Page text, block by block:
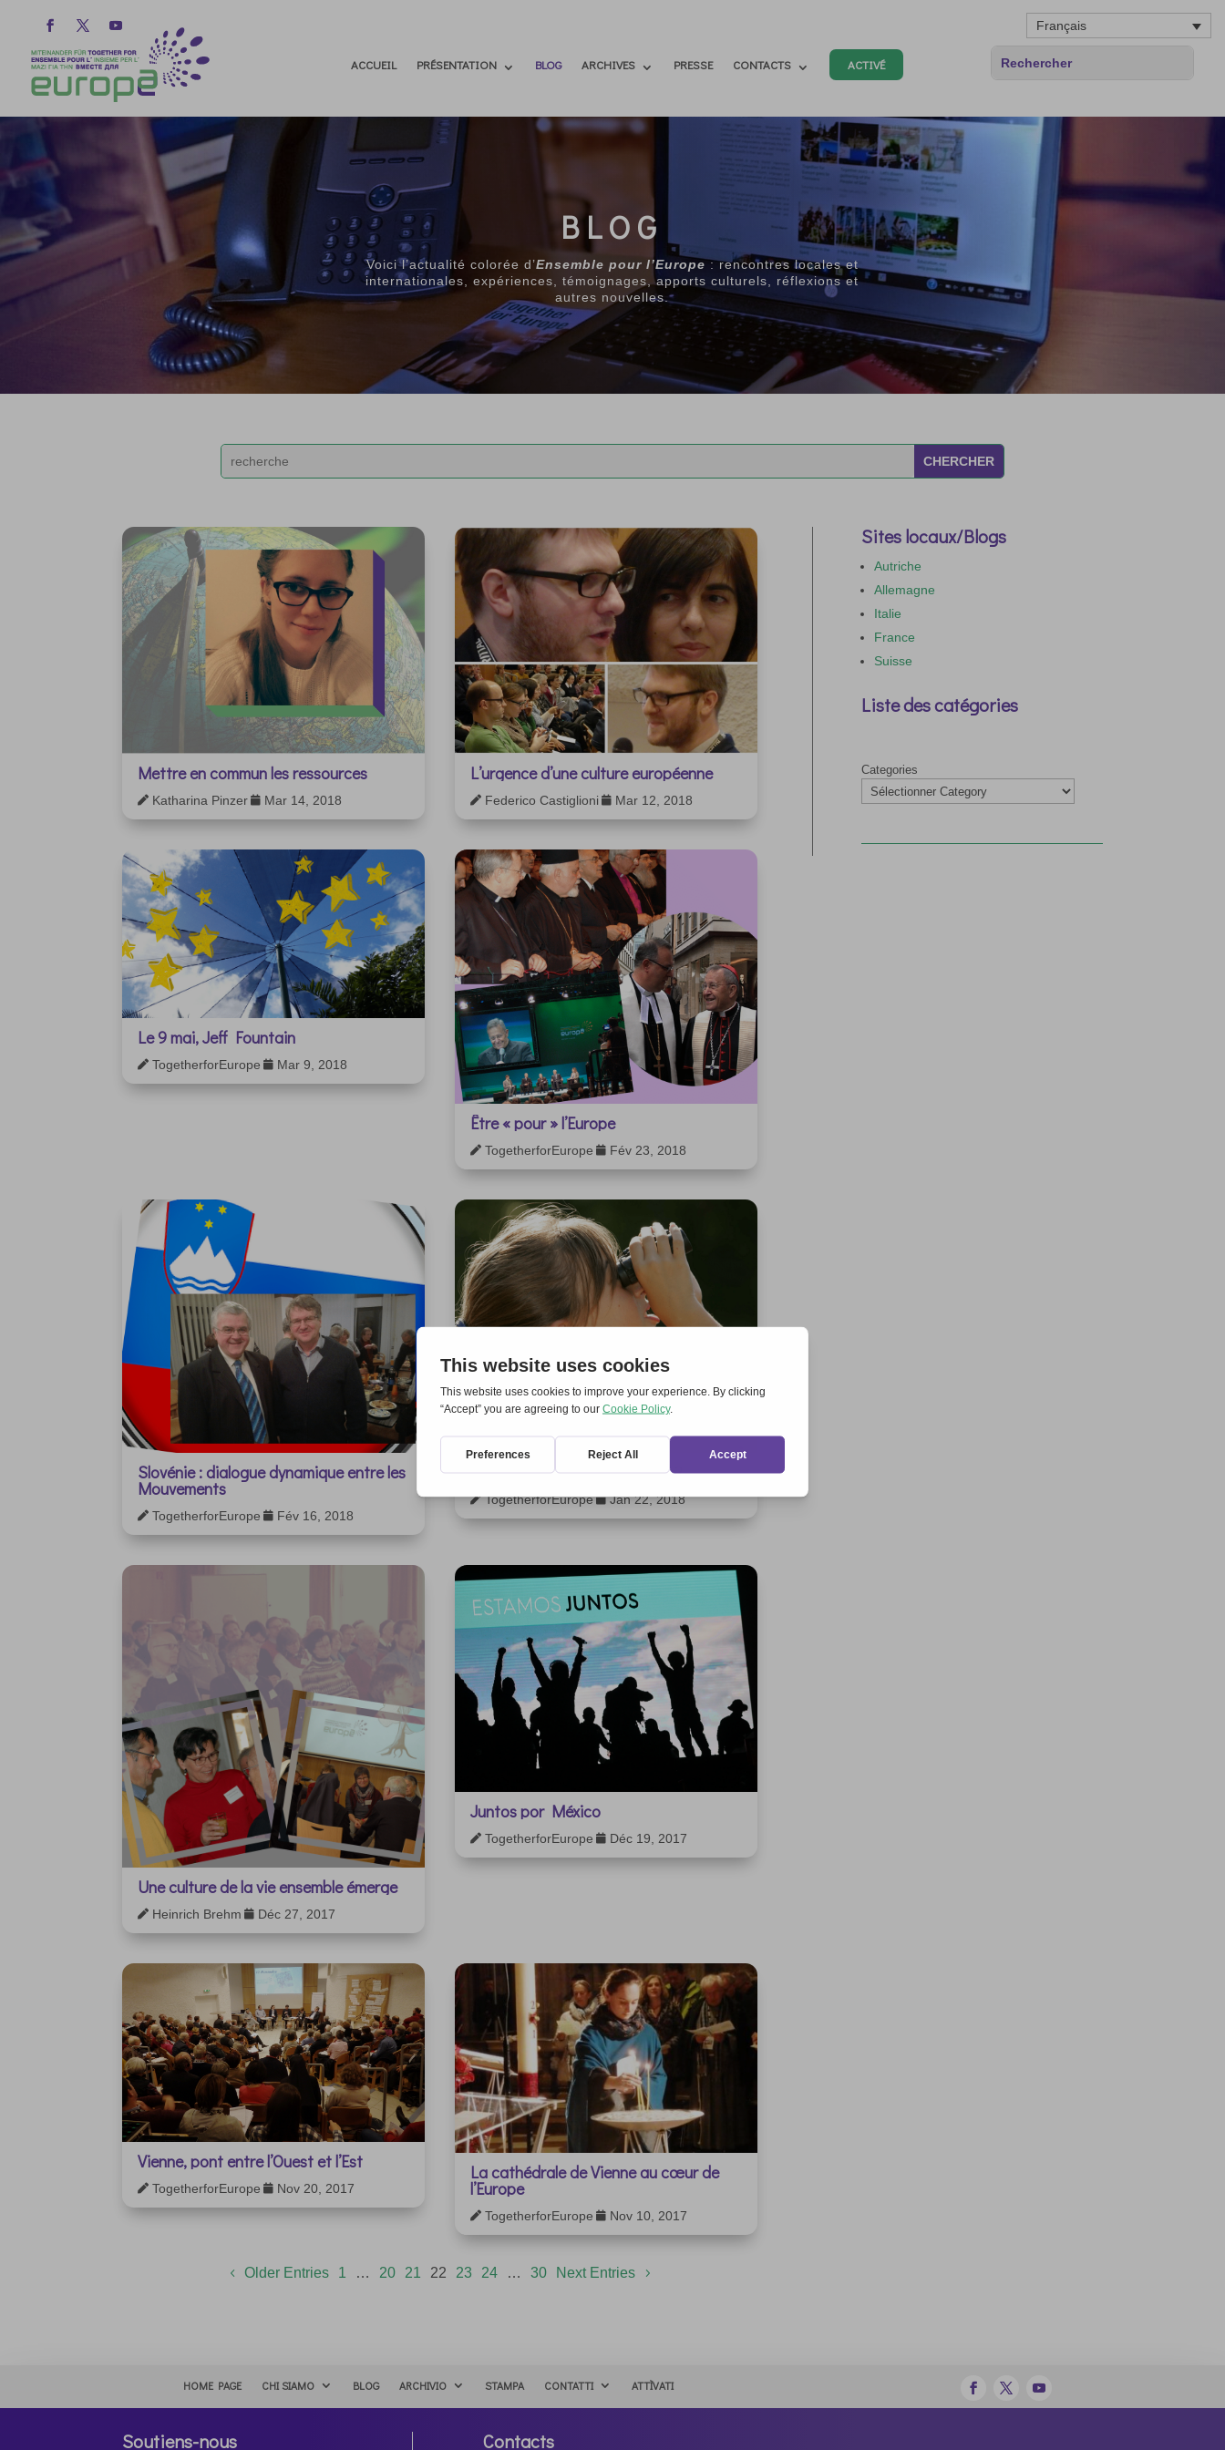
Français
ACCUEIL PRÉSENTATION BLOG ARCHIVES PRESSE CONTACTS ACTIVÉ
BLOG
Voici l’actualité colorée d’Ensemble pour l’Europe: rencontres locales et
internationales, expériences, témoignages, apports culturels, réflexions et
autres nouvelles.
Mettre en commun les ressources
 Katharina Pinzer  Mar 14, 2018
L’urgence d’une culture européenne
 Federico Castiglioni  Mar 12, 2018
Le 9 mai, Jeff Fountain
 TogetherforEurope  Mar 9, 2018
Être « pour » l’Europe
 TogetherforEurope  Fév 23, 2018
Slovénie : dialogue dynamique entre les
Mouvements
 TogetherforEurope  Fév 16, 2018
L’espérance a-t-elle un avenir ?
 TogetherforEurope  Jan 22, 2018
Une culture de la vie ensemble émerge
 Heinrich Brehm  Déc 27, 2017
Juntos por México
 TogetherforEurope  Déc 19, 2017
Vienne, pont entre l’Ouest et l’Est
 TogetherforEurope  Nov 20, 2017
La cathédrale de Vienne au cœur de
l’Europe
 TogetherforEurope  Nov 10, 2017
Older Entries 1 … 20 21 22 23 24 … 30 Next Entries
Sites locaux/Blogs
Autriche
Allemagne
Italie
France
Suisse
Liste des catégories
Categories
HOME PAGE CHI SIAMO BLOG ARCHIVIO STAMPA CONTATTI ATTÌVATI
Soutiens-nous Contacts